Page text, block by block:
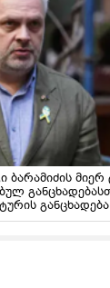
ბარამიძის
განცხადება